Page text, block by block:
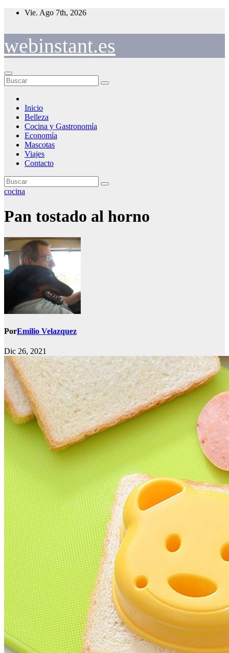
Saltar
Vie. Ago 7th, 2026
webinstant.es
Inicio
Belleza
Cocina y Gastronomía
Economía
Mascotas
Viajes
Contacto
cocina
Pan tostado al horno
PorEmilio Velazquez
Dic 26, 2021